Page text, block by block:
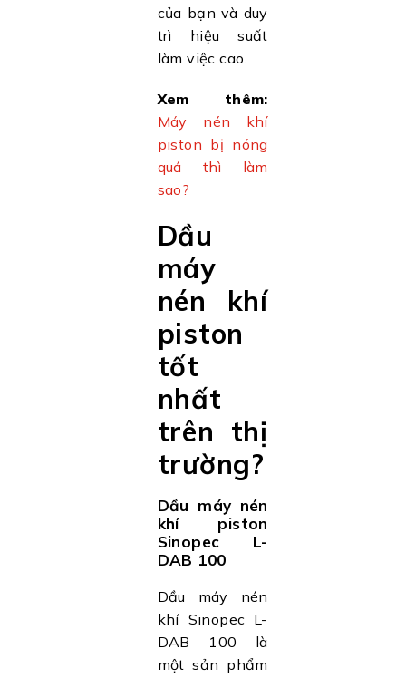
của bạn và duy
trì hiệu suất
làm việc cao.
Xem thêm:
Máy nén khí
piston bị nóng
quá thì làm
sao?
Dầu
máy
nén khí
piston
tốt
nhất
trên thị
trường?
Dầu máy nén
khí piston
Sinopec L-
DAB 100
Dầu máy nén
khí Sinopec L-
DAB 100 là
một sản phẩm